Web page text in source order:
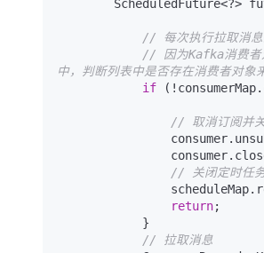
// 每次执行拉取消息
// 因为Kafka消费者
中，判断列表中是否存在消费者对象
if
// 取消订阅并
// 关闭定时任
return;
// 拉取消息